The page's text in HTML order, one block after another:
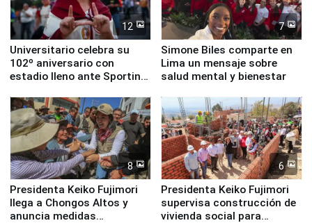
12
Universitario celebra su
102º aniversario con
estadio lleno ante Sporting
7
Simone Biles comparte en
Lima un mensaje sobre
salud mental y bienestar
8
Presidenta Keiko Fujimori
llega a Chongos Altos y
anuncia medidas
6
Presidenta Keiko Fujimori
supervisa construcción de
vivienda social para